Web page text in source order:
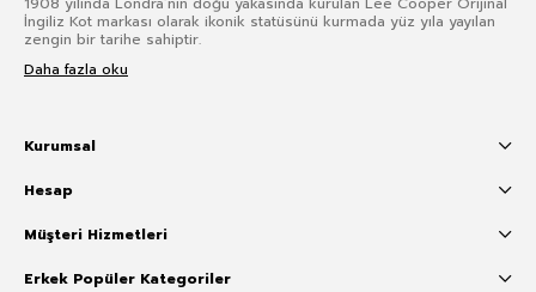
İngiliz Kot markası olarak ikonik statüsünü kurmada yüz yıla yayılan
zengin bir tarihe sahiptir.
Daha fazla oku
Kurumsal
Hesap
Müşteri Hizmetleri
Erkek Popüler Kategoriler